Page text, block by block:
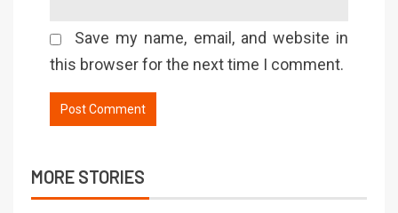
Save my name, email, and website in
this browser for the next time I comment.
MORE STORIES